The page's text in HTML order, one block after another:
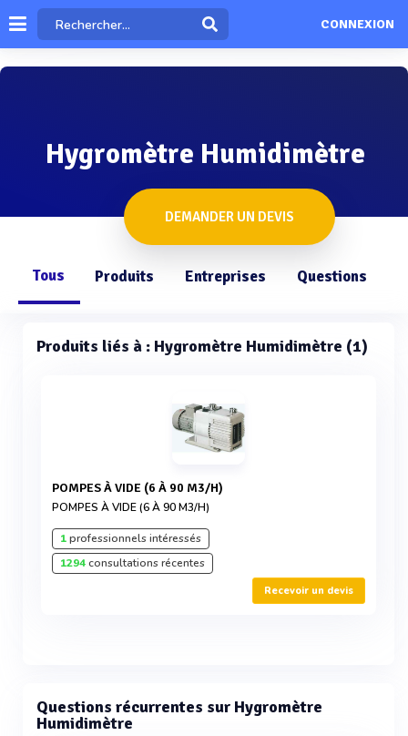
CONNEXION
Hygromètre Humidimètre
DEMANDER UN DEVIS
Tous Produits Entreprises Questions
Produits liés à : Hygromètre Humidimètre (1)
POMPES À VIDE (6 À 90 M3/H)
POMPES À VIDE (6 À 90 M3/H)
1professionnels intéressés
1294consultations récentes
Recevoir un devis
Questions récurrentes sur Hygromètre
Humidimètre